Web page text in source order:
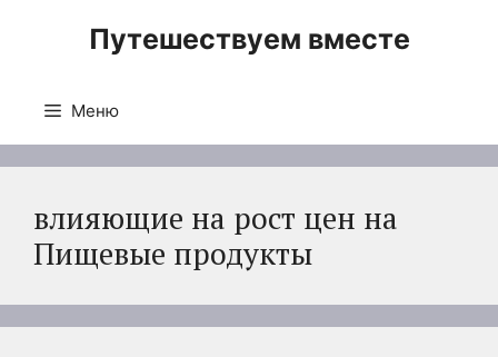
Путешествуем вместе
Меню
влияющие на рост цен на
Пищевые продукты